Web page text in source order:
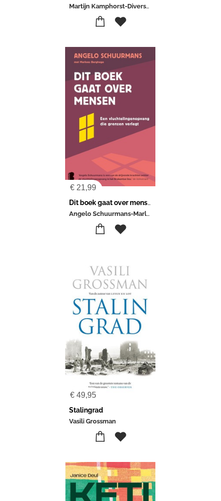
Martijn Kamphorst-Diverse auteurs
€ 21,99
Dit boek gaat over mensen
Angelo Schuurmans-Marloes Berghege
€ 49,95
Stalingrad
Vasili Grossman